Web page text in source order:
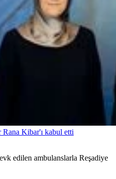
Rana Kibar'ı kabul etti
edilen ambulanslarla Reşadiye